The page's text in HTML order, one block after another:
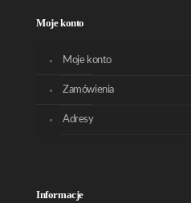
Moje konto
Moje konto
Zamówienia
Adresy
Informacje